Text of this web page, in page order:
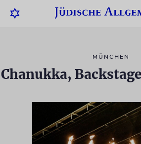
MÜNCHEN
Chanukka,